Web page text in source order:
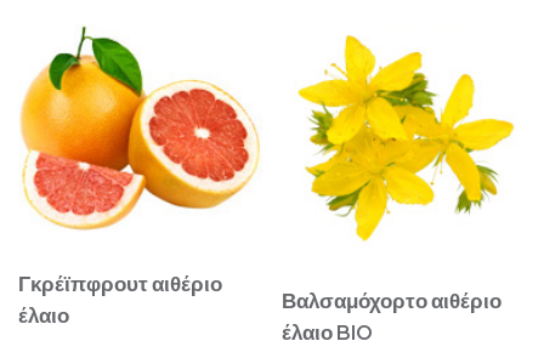
Γκρέϊπφρουτ αιθέριο
έλαιο
Βαλσαμόχορτο αιθέριο
έλαιο BIO